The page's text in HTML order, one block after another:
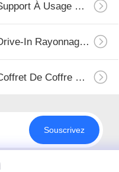
Support À Usage Moyen
Drive-In Rayonnage À Palettes
Coffret De Coffre D'outil
Souscrivez